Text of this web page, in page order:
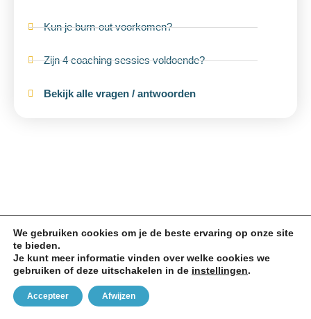
Kun je burn-out voorkomen?
Zijn 4 coaching sessies voldoende?
Bekijk alle vragen / antwoorden
We gebruiken cookies om je de beste ervaring op onze site
te bieden.
Je kunt meer informatie vinden over welke cookies we
gebruiken of deze uitschakelen in de instellingen.
Accepteer Afwijzen